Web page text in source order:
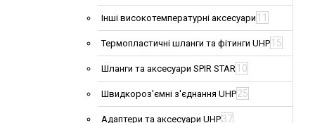
Інші високотемпературні аксесуари 11
Термопластичні шланги та фітинги UHP 15
Шланги та аксесуари SPIR STAR 10
Швидкороз'ємні з'єднання UHP25
Адаптери та аксесуари UHP37